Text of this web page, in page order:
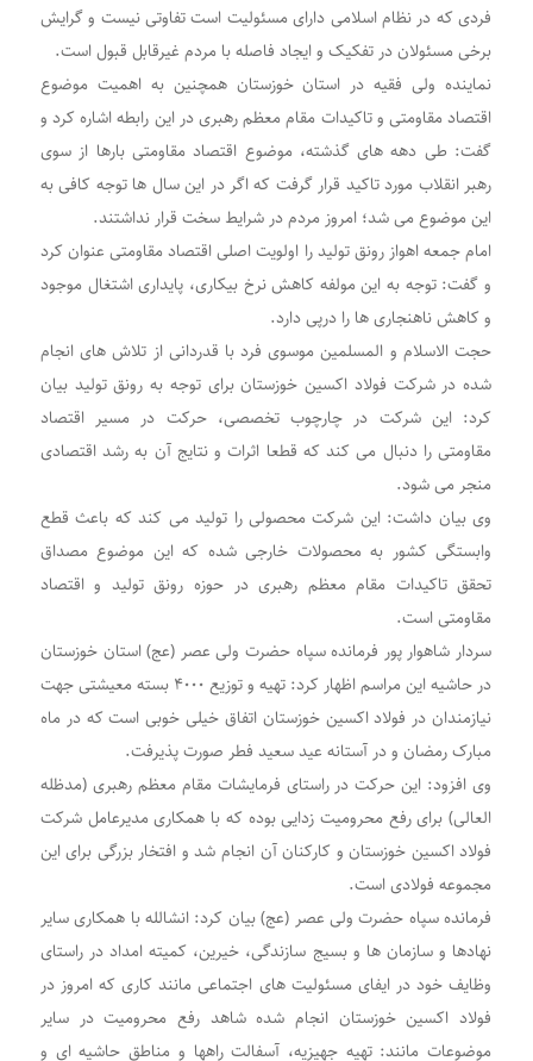
فردی که در نظام اسلامی دارای مسئولیت است تفاوتی نیست و گرایش
برخی مسئولان در تفکیک و ایجاد فاصله با مردم غیرقابل قبول است.
نماینده ولی فقیه در استان خوزستان همچنین به اهمیت موضوع
اقتصاد مقاومتی و تاکیدات مقام معظم رهبری در این رابطه اشاره کرد و
گفت: طی دهه های گذشته، موضوع اقتصاد مقاومتی بارها از سوی
رهبر انقلاب مورد تاکید قرار گرفت که اگر در این سال ها توجه کافی به
این موضوع می شد؛ امروز مردم در شرایط سخت قرار نداشتند.
امام جمعه اهواز رونق تولید را اولویت اصلی اقتصاد مقاومتی عنوان کرد
و گفت: توجه به این مولفه کاهش نرخ بیکاری، پایداری اشتغال موجود
و کاهش ناهنجاری ها را درپی دارد.
حجت الاسلام و المسلمین موسوی فرد با قدردانی از تلاش های انجام
شده در شرکت فولاد اکسین خوزستان برای توجه به رونق تولید بیان
کرد: این شرکت در چارچوب تخصصی، حرکت در مسیر اقتصاد
مقاومتی را دنبال می کند که قطعا اثرات و نتایج آن به رشد اقتصادی
منجر می شود.
وی بیان داشت: این شرکت محصولی را تولید می کند که باعث قطع
وابستگی کشور به محصولات خارجی شده که این موضوع مصداق
تحقق تاکیدات مقام معظم رهبری در حوزه رونق تولید و اقتصاد
مقاومتی است.
سردار شاهوار پور فرمانده سپاه حضرت ولی عصر (عج) استان خوزستان
در حاشیه این مراسم اظهار کرد: تهیه و توزیع ۴۰۰۰ بسته معیشتی جهت
نیازمندان در فولاد اکسین خوزستان اتفاق خیلی خوبی است که در ماه
مبارک رمضان و در آستانه عید سعید فطر صورت پذیرفت.
وی افزود: این حرکت در راستای فرمایشات مقام معظم رهبری (مدظله
العالی) برای رفع محرومیت زدایی بوده که با همکاری مدیرعامل شرکت
فولاد اکسین خوزستان و کارکنان آن انجام شد و افتخار بزرگی برای این
مجموعه فولادی است.
فرمانده سپاه حضرت ولی عصر (عج) بیان کرد: انشالله با همکاری سایر
نهادها و سازمان ها و بسیج سازندگی، خیرین، کمیته امداد در راستای
وظایف خود در ایفای مسئولیت های اجتماعی مانند کاری که امروز در
فولاد اکسین خوزستان انجام شده شاهد رفع محرومیت در سایر
موضوعات مانند: تهیه جهیزیه، آسفالت راهها و مناطق حاشیه ای و